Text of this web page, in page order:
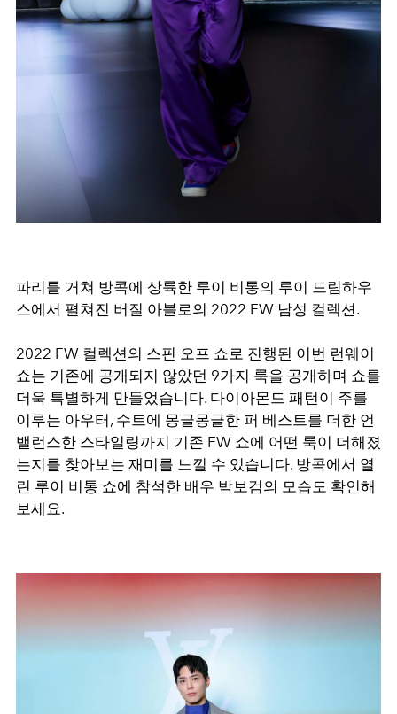
파리를 거쳐 방콕에 상륙한 루이 비통의 루이 드림하우
스에서 펼쳐진 버질 아블로의 2022 FW 남성 컬렉션.
2022 FW 컬렉션의 스핀 오프 쇼로 진행된 이번 런웨이
쇼는 기존에 공개되지 않았던 9가지 룩을 공개하며 쇼를
더욱 특별하게 만들었습니다. 다이아몬드 패턴이 주를
이루는 아우터, 수트에 몽글몽글한 퍼 베스트를 더한 언
밸런스한 스타일링까지 기존 FW 쇼에 어떤 룩이 더해졌
는지를 찾아보는 재미를 느낄 수 있습니다. 방콕에서 열
린 루이 비통 쇼에 참석한 배우 박보검의 모습도 확인해
보세요.